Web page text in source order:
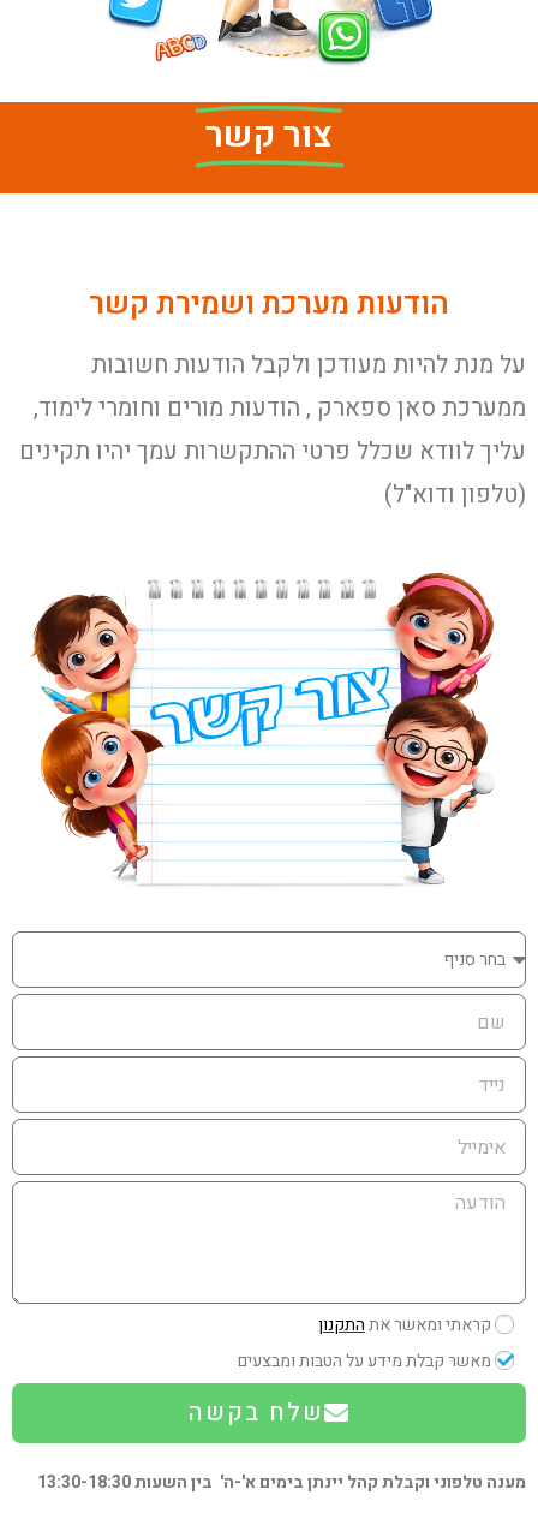
צור קשר
הודעות מערכת ושמירת קשר
על מנת להיות מעודכן ולקבל הודעות חשובות
ממערכת סאן ספארק , הודעות מורים וחומרי לימוד,
עליך לוודא שכלל פרטי ההתקשרות עמך יהיו תקינים
(טלפון ודוא"ל)
קראתי ומאשר אתהתקנון
מאשר קבלת מידע על הטבות ומבצעים
שלח בקשה
מענה טלפוני וקבלת קהל יינתן בימים א'-ה' בין השעות 13:30-18:30